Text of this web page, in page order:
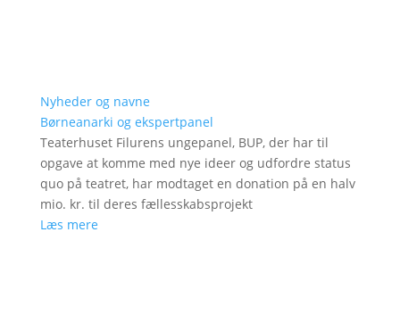
Nyheder og navne
Børneanarki og ekspertpanel
Teaterhuset Filurens ungepanel, BUP, der har til
opgave at komme med nye ideer og udfordre status
quo på teatret, har modtaget en donation på en halv
mio. kr. til deres fællesskabsprojekt
Læs mere